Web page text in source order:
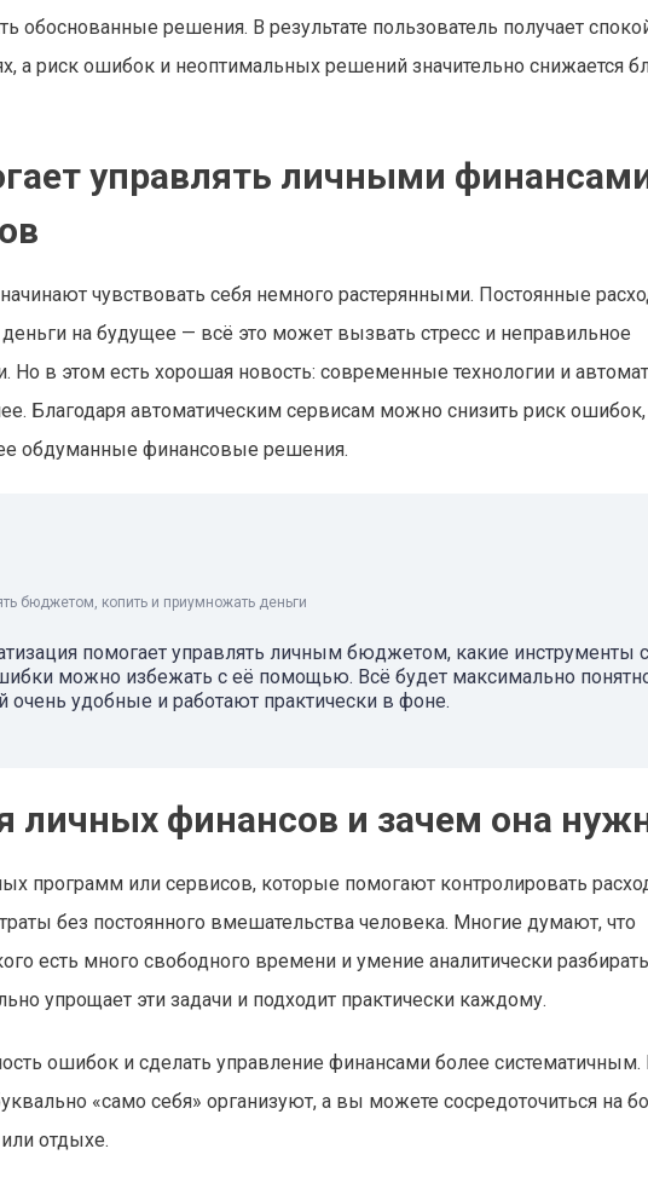
обоснованные решения. В результате пользователь получает
а риск ошибок и неоптимальных решений значительно снижается
управлять личными
чувствовать себя немного растерянными. Постоянные
на будущее — всё это может вызвать стресс и неправильное
Но в этом есть хорошая новость: современные технологии и
Благодаря автоматическим сервисам можно снизить риск ошибок,
обдуманные финансовые решения.
бюджетом, копить и приумножать деньги
помогает управлять личным бюджетом, какие инструменты
можно избежать с её помощью. Всё будет максимально
удобные и работают практически в фоне.
личных финансов и зачем она
программ или сервисов, которые помогают контролировать
без постоянного вмешательства человека. Многие думают, что
есть много свободного времени и умение аналитически
упрощает эти задачи и подходит практически каждому.
ошибок и сделать управление финансами более систематичным.
«само себя» организуют, а вы можете сосредоточиться на
отдыхе.